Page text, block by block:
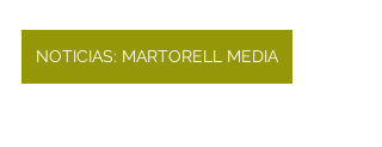
NOTICIAS: MARTORELL MEDIA